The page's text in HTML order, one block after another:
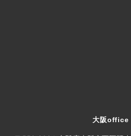
大阪office